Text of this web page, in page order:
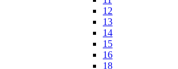
12
13
14
15
16
18